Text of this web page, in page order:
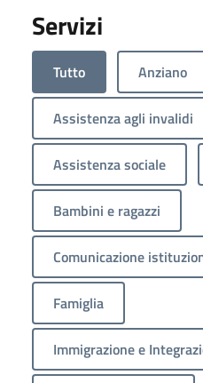
Servizi
Tutto Anziano
Assistenza agli invalidi
Assistenza sociale
Bambini e ragazzi
Comunicazione
Famiglia
Immigrazione e